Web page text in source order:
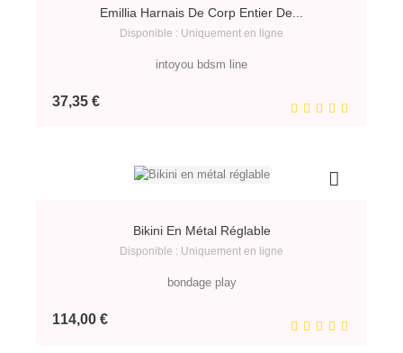
Emillia Harnais De Corp Entier De...
Disponible : Uniquement en ligne
intoyou bdsm line
37,35 €Prix
Bikini En Métal Réglable
Disponible : Uniquement en ligne
bondage play
114,00 €Prix